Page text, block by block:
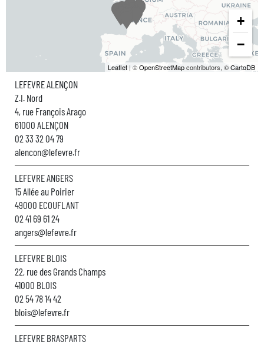
+
−
Leaflet | ©OpenStreetMapcontributors, ©CartoDB
LEFEVRE ALENÇON
Z.I. Nord
4, rue François Arago
61000 ALENÇON
02 33 32 04 79
alencon@lefevre.fr
LEFEVRE ANGERS
15 Allée au Poirier
49000 ECOUFLANT
02 41 69 61 24
angers@lefevre.fr
LEFEVRE BLOIS
22, rue des Grands Champs
41000 BLOIS
02 54 78 14 42
blois@lefevre.fr
LEFEVRE BRASPARTS